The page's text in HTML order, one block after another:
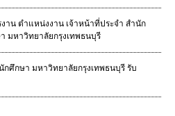
าน ตำแหน่งงาน เจ้าหน้าที่ประจำ สำนัก
มหาวิทยาลัยกรุงเทพธนบุรี
กศึกษา มหาวิทยาลัยกรุงเทพธนบุรี รับ